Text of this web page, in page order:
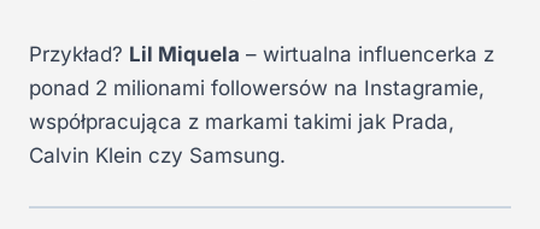
Przykład? Lil Miquela – wirtualna influencerka z
ponad 2 milionami followersów na Instagramie,
współpracująca z markami takimi jak Prada,
Calvin Klein czy Samsung.